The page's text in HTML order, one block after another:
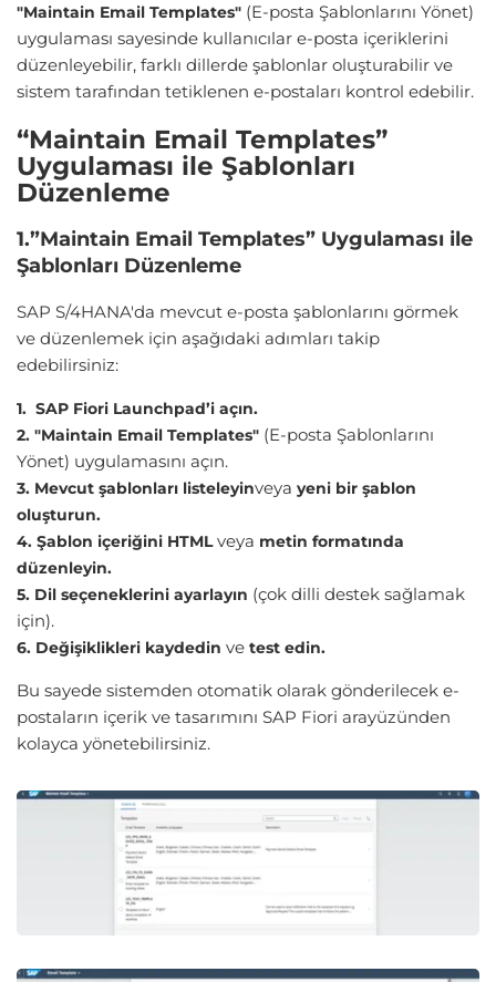
"Maintain Email Templates" (E-posta Şablonlarını Yönet)
uygulaması sayesinde kullanıcılar e-posta içeriklerini
düzenleyebilir, farklı dillerde şablonlar oluşturabilir ve
sistem tarafından tetiklenen e-postaları kontrol edebilir.
“Maintain Email Templates”
Uygulaması ile Şablonları
Düzenleme
1.”Maintain Email Templates” Uygulaması ile
Şablonları Düzenleme
SAP S/4HANA'da mevcut e-posta şablonlarını görmek
ve düzenlemek için aşağıdaki adımları takip
edebilirsiniz:
1. SAP Fiori Launchpad’i açın.
2. "Maintain Email Templates" (E-posta Şablonlarını
Yönet) uygulamasını açın.
3. Mevcut şablonları listeleyinveya yeni bir şablon
oluşturun.
4. Şablon içeriğini HTMLveya metin formatında
düzenleyin.
5. Dil seçeneklerini ayarlayın (çok dilli destek sağlamak
için).
6. Değişiklikleri kaydedin ve test edin.
Bu sayede sistemden otomatik olarak gönderilecek e-
postaların içerik ve tasarımını SAP Fiori arayüzünden
kolayca yönetebilirsiniz.